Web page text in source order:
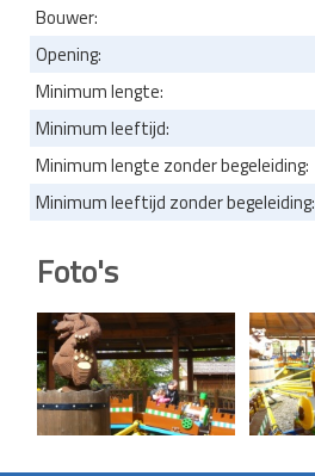
Bouwer:
Opening:
Minimum lengte:
Minimum leeftijd:
Minimum lengte zonder begeleiding:
Minimum leeftijd zonder begeleiding:
Foto's